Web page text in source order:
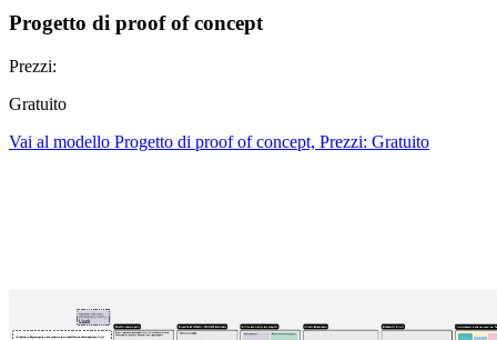
Progetto di proof of concept
Prezzi:
Gratuito
Vai al modello Progetto di proof of concept, Prezzi: Gratuito